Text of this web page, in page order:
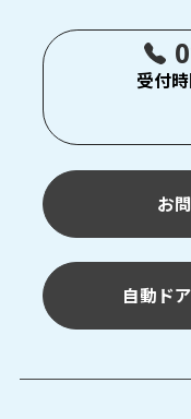
受付
お
自動ド